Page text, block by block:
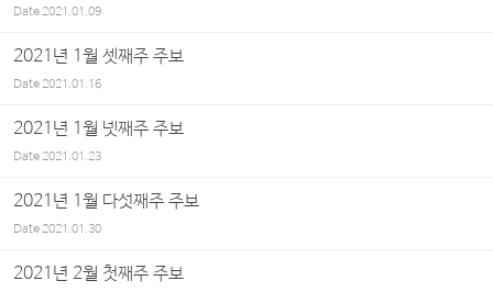
Date2021.01.09
2021년 1월 셋째주 주보
Date2021.01.16
2021년 1월 넷째주 주보
Date2021.01.23
2021년 1월 다섯째주 주보
Date2021.01.30
2021년 2월 첫째주 주보